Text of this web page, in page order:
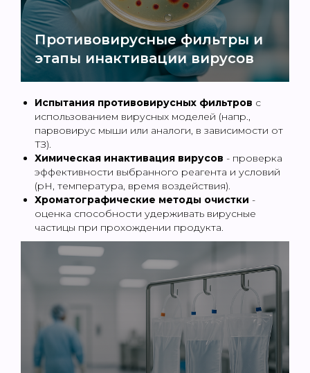
Противовирусные фильтры и
этапы инактивации вирусов
Испытания противовирусных фильтров с
использованием вирусных моделей (напр.,
парвовирус мыши или аналоги, в зависимости от
ТЗ).
Химическая инактивация вирусов - проверка
эффективности выбранного реагента и условий
(pH, температура, время воздействия).
Хроматографические методы очистки -
оценка способности удерживать вирусные
частицы при прохождении продукта.